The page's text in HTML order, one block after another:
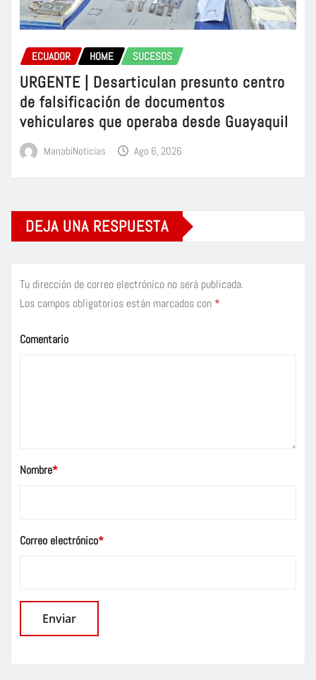
ECUADOR HOME SUCESOS
URGENTE | Desarticulan presunto centro
de falsificación de documentos
vehiculares que operaba desde Guayaquil
ManabiNoticias Ago 6, 2026
DEJA UNA RESPUESTA
Tu dirección de correo electrónico no será publicada.
Los campos obligatorios están marcados con *
Comentario
Nombre*
Correo electrónico*